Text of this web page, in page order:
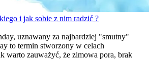
i jak sobie z nim radzić ?
uznawany za najbardziej "smutny"
to termin stworzony w celach
warto zauważyć, że zimowa pora, brak